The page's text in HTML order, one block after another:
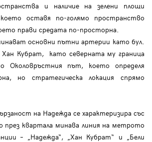
и наличие на зелени площи
оставя по-голямо пространство
прави средата по-просторна.
основни пътни артерии като бул.
Хан Кубрат, като северната му граница
Околовръстния път, което определя
но стратегическа локация спрямо
на Надежда се характеризира със
през квартала минава линия на метрото
– „Надежда“, „Хан Кубрат“ и „Бели